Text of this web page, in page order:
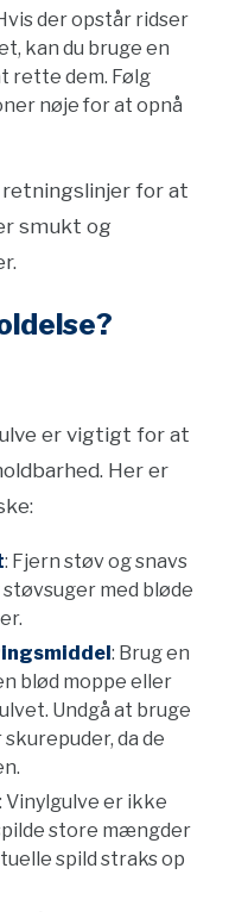
der opstår ridser
kan du bruge en
rette dem. Følg
nøje for at opnå
for at
smukt og
er vigtigt for at
Her er
: Fjern støv og snavs
med bløde
: Brug en
blød moppe eller
Undgå at bruge
da de
: Vinylgulve er ikke
store mængder
spild straks op